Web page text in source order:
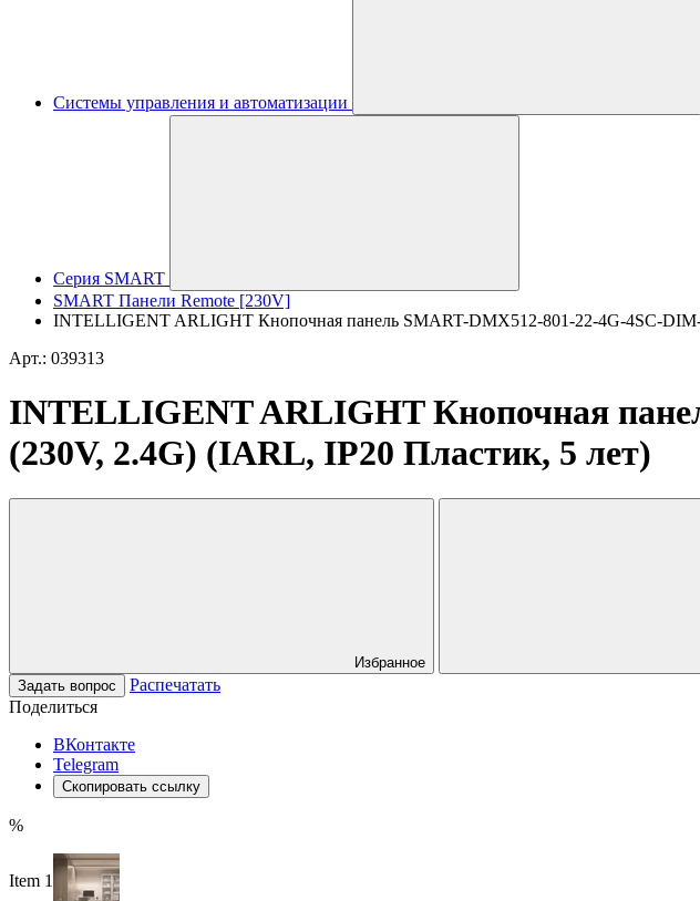
Системы управления и автоматизации
Серия SMART
SMART Панели Remote [230V]
INTELLIGENT ARLIGHT Кнопочная панель SMART-DMX512-801-22-4G-4SC-
Арт.: 039313
INTELLIGENT ARLIGHT Кнопочная
(230V, 2.4G) (IARL, IP20 Пластик, 5 лет)
Избранное
Задать вопрос
Распечатать
Поделиться
ВКонтакте
Telegram
Скопировать ссылку
%
Item 1 of 4